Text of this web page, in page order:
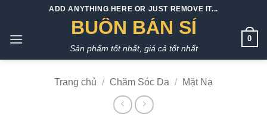
nội
ADD ANYTHING HERE OR JUST REMOVE IT...
BUÔN BÁN SỈ
Sản phẩm tốt nhất, giá cả tốt nhất
0
Trang chủ / Chăm Sóc Da / Mặt Nạ